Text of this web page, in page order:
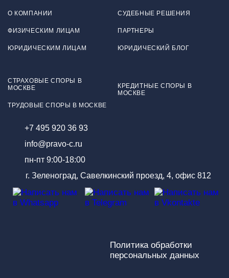
О КОМПАНИИ
ФИЗИЧЕСКИМ ЛИЦАМ
ЮРИДИЧЕСКИМ ЛИЦАМ
СУДЕБНЫЕ РЕШЕНИЯ
ПАРТНЕРЫ
ЮРИДИЧЕСКИЙ БЛОГ
СТРАХОВЫЕ СПОРЫ В
МОСКВЕ
ТРУДОВЫЕ СПОРЫ В МОСКВЕ
КРЕДИТНЫЕ СПОРЫ В
МОСКВЕ
+7 495 920 36 93
info@pravo-c.ru
пн-пт 9:00-18:00
г. Зеленоград, Савелкинский проезд, 4, офис 812
Политика обработки
персональных данных